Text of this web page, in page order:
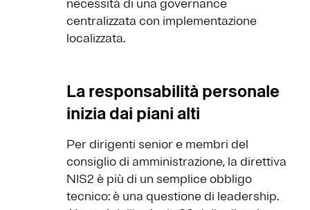
necessità di una governance
centralizzata con implementazione
localizzata.
La responsabilità personale
inizia dai piani alti
Per dirigenti senior e membri del
consiglio di amministrazione, la direttiva
NIS2 è più di un semplice obbligo
tecnico: è una questione di leadership.